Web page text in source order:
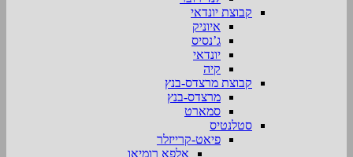
קבוצת יונדאי
איוניק
ג’נסיס
יונדאי
קיה
קבוצת מרצדס-בנץ
מרצדס-בנץ
סמארט
סטלנטיס
פיאט-קרייזלר
אלפא רומיאו